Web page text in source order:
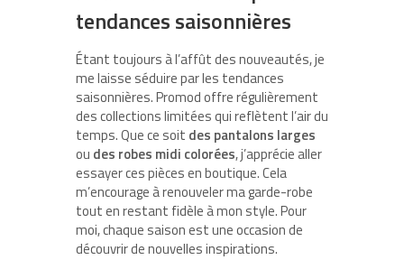
tendances saisonnières
Étant toujours à l’affût des nouveautés, je
me laisse séduire par les tendances
saisonnières. Promod offre régulièrement
des collections limitées qui reflètent l’air du
temps. Que ce soit des pantalons larges
ou des robes midi colorées, j’apprécie aller
essayer ces pièces en boutique. Cela
m’encourage à renouveler ma garde-robe
tout en restant fidèle à mon style. Pour
moi, chaque saison est une occasion de
découvrir de nouvelles inspirations.